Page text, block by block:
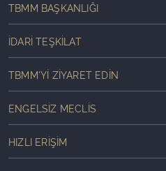
TBMM BAŞKANLIĞI
İDARI TEŞKILAT
TBMM'YI ZIYARET EDIN
ENGELSIZ MECLIS
HIZLI ERIŞIM